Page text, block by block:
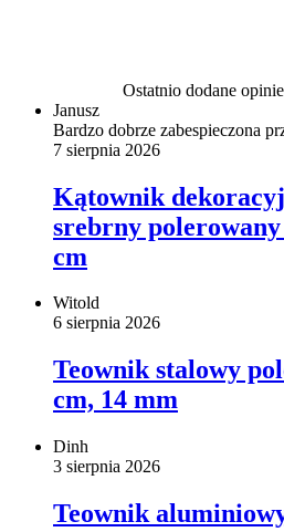
Ostatnio dodane
Janusz
Bardzo dobrze zabespieczona
7 sierpnia 2026
Kątownik
srebrny polerowany
cm
Witold
6 sierpnia 2026
Teownik stalowy
cm, 14 mm
Dinh
3 sierpnia 2026
Teownik